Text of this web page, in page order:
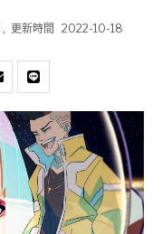
, 更新時間 2022-10-18